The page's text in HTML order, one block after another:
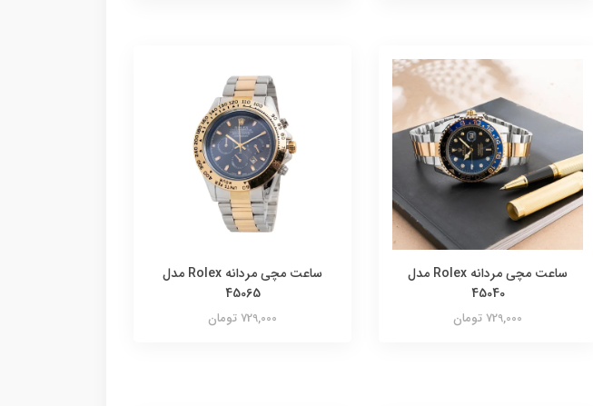
ساعت مچی مردانه Rolex مدل
45040
729,000 تومان
ساعت مچی مردانه Rolex مدل
45065
729,000 تومان